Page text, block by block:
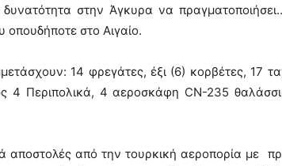
δυνατότητα στην Άγκυρα να
οπουδήποτε στο Αιγαίο.
14 φρεγάτες, έξι (6) κορβέτες, 17
4 Περιπολικά, 4 αεροσκάφη CN-235
αποστολές από την τουρκική αεροπορία με